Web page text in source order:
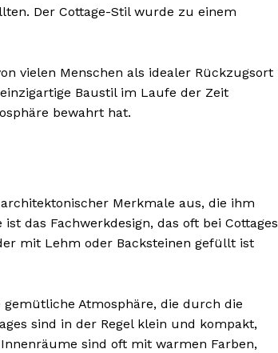
Der Cottage-Stil wurde zu einem
vielen Menschen als idealer Rückzugsort
Baustil im Laufe der Zeit
bewahrt hat.
Merkmale aus, die ihm
das Fachwerkdesign, das oft bei Cottages
mit Lehm oder Backsteinen gefüllt ist
Atmosphäre, die durch die
sind in der Regel klein und kompakt,
sind oft mit warmen Farben,